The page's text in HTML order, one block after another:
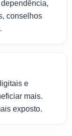
conselhos
e
mais.
exposto.